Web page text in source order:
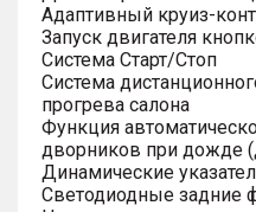
Адаптивный круиз-
Запуск двигателя
Система Старт/Стоп
Система
прогрева салона
Функция
дворников при дожде
Динамические
Светодиодные задние